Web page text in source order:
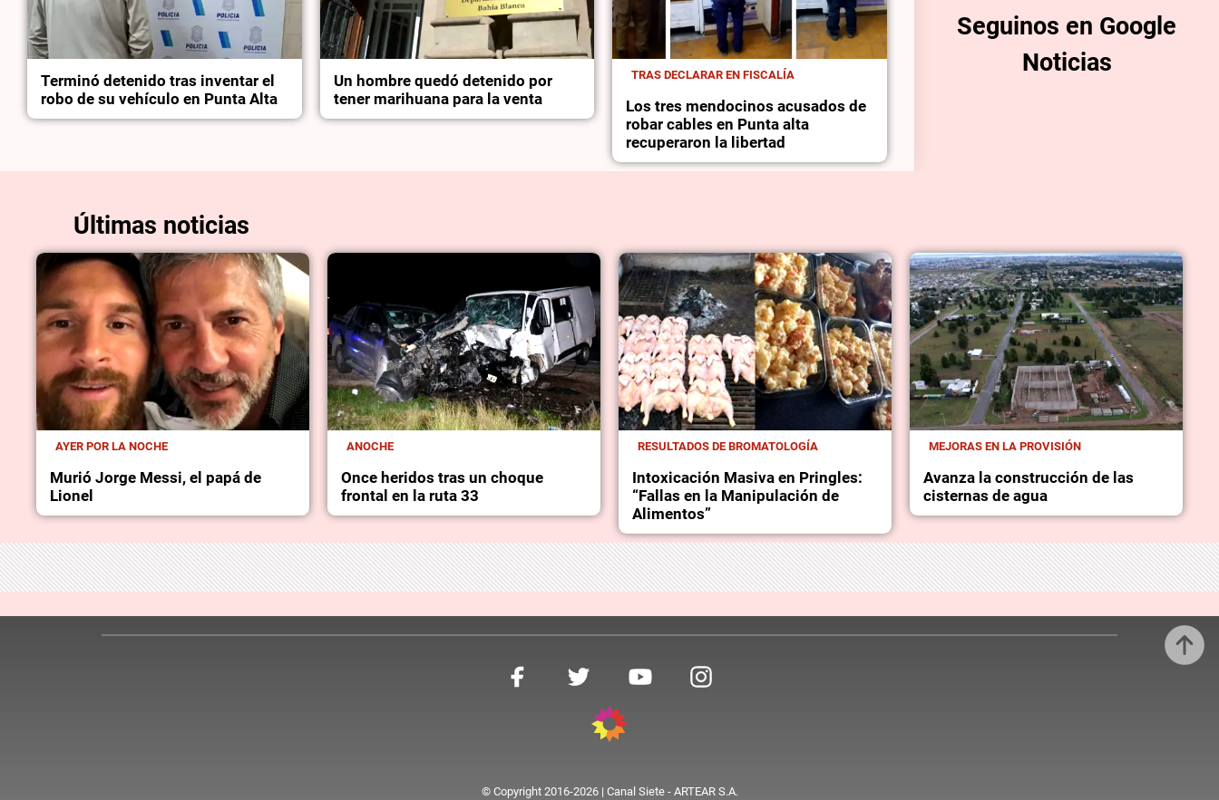
Terminó detenido tras inventar el
robo de su vehículo en Punta Alta
Un hombre quedó detenido por
tener marihuana para la venta
TRAS DECLARAR EN FISCALÍA
Los tres mendocinos acusados de
robar cables en Punta alta
recuperaron la libertad
Seguinos en Google
Noticias
Últimas noticias
AYER POR LA NOCHE
Murió Jorge Messi, el papá de
Lionel
ANOCHE
Once heridos tras un choque
frontal en la ruta 33
RESULTADOS DE BROMATOLOGÍA
Intoxicación Masiva en Pringles:
“Fallas en la Manipulación de
Alimentos”
MEJORAS EN LA PROVISIÓN
Avanza la construcción de las
cisternas de agua
© Copyright 2016-2026 | Canal Siete - ARTEAR S.A.